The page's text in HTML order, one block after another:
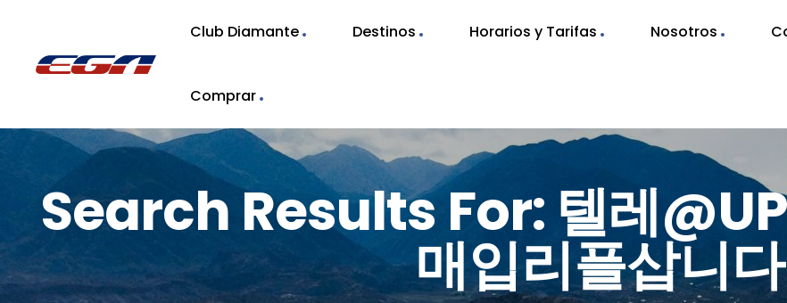
Club Diamante Destinos Horarios y Tarifas Nosotros
Comprar
Search Results For: 텔레
매입리플삽니다